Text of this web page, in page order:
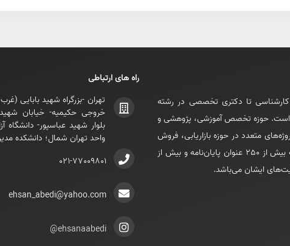
تا دکتری تخصصی در رشته
است. حوزه تخصص آموزشی، پژوهشی و
متعدد در حوزه بازاريابی، فروش
و استراتژی، راهبری و مشاوره پروژه‌های متعدد تحقيقات بازار و هدايت بيش از 250 عنوان پايان‌نامه و بيش از
راه های ارتباطی
تهران -بزرگراه شهيد بابايی
خروجی حکيميه- خيابان
بلوار شهيد عباسپور- دانشگاه
واحد تهران شمال؛ دانشکده
021-77009801
ehsan_abedi@yahoo.com
ehsanaabedi@